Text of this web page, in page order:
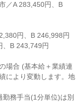
／A 283,450円、B
円、B 246,998円
、B 243,749円
場合 (基本給＋業績連
により変動します。地
務手当(1分単位)は別